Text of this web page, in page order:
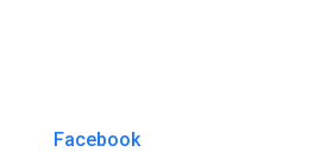
Facebook